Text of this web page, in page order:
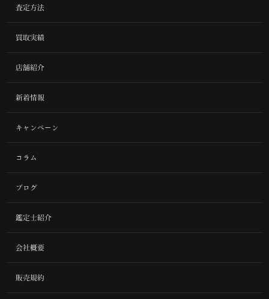
査定方法
買取実績
店舗紹介
新着情報
キャンペーン
コラム
ブログ
鑑定士紹介
会社概要
販売規約